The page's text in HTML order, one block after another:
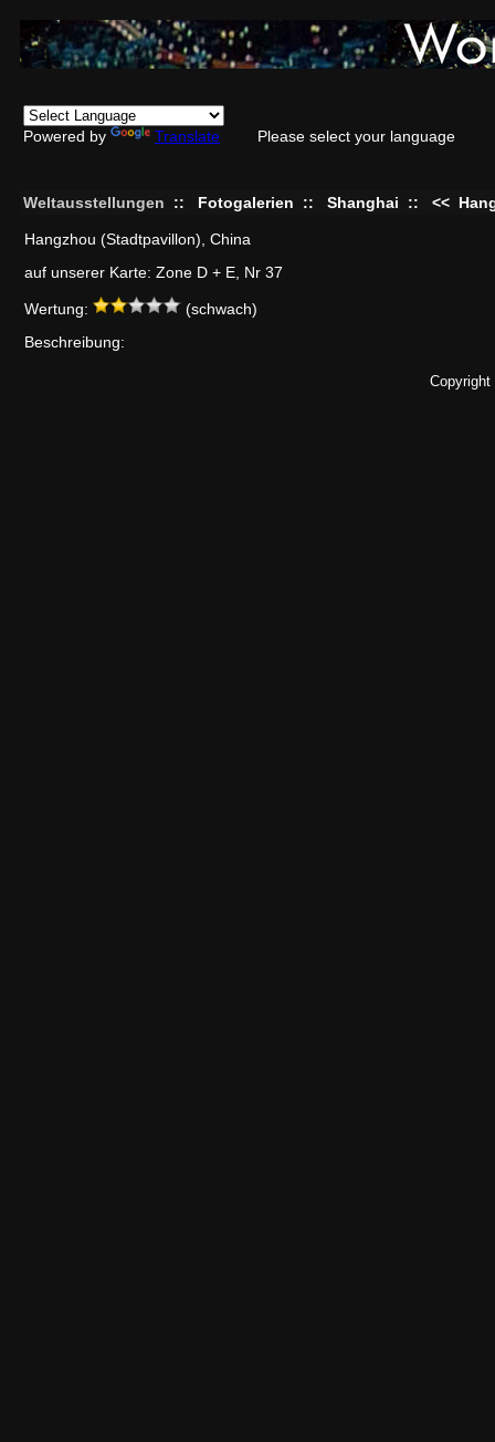
Powered by Translate Please select your language
Weltausstellungen :: Fotogalerien :: Shanghai :: <<
Hangzhou (Stadtpavillon), China
auf unserer Karte: Zone D + E, Nr 37
Wertung:
(schwach)
Beschreibung: